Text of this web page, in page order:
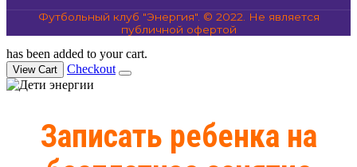
Футбольный клуб "Энергия". © 2022. Не является
публичной офертой
has been added to your cart.
View Cart Checkout
Записать ребенка на